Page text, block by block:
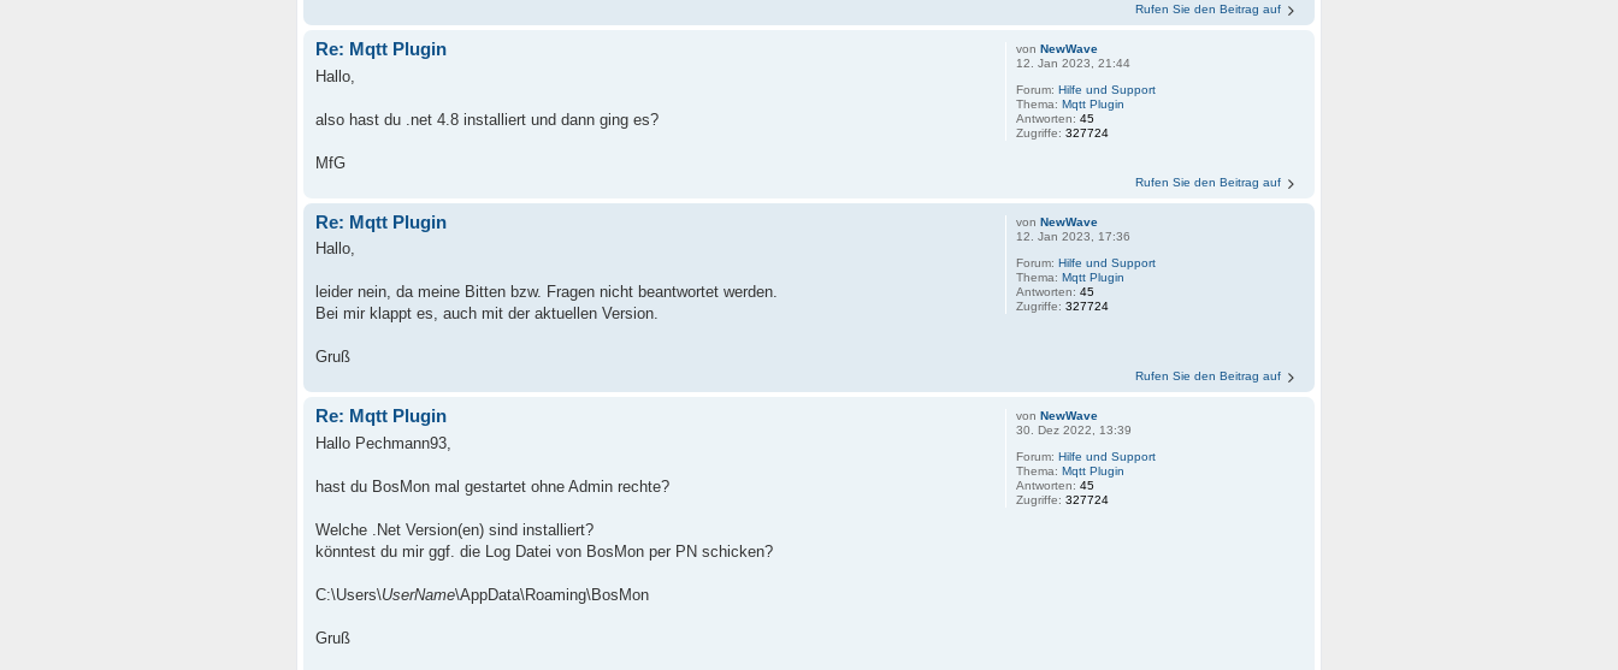
Rufen Sie den Beitrag auf
von NewWave
12. Jan 2023, 21:44
Forum: Hilfe und Support
Thema: Mqtt Plugin
Antworten: 45
Zugriffe: 327724
Re: Mqtt Plugin
Hallo,
also hast du .net 4.8 installiert und dann ging es?
MfG
Rufen Sie den Beitrag auf
von NewWave
12. Jan 2023, 17:36
Forum: Hilfe und Support
Thema: Mqtt Plugin
Antworten: 45
Zugriffe: 327724
Re: Mqtt Plugin
Hallo,
leider nein, da meine Bitten bzw. Fragen nicht beantwortet werden.
Bei mir klappt es, auch mit der aktuellen Version.
Gruß
Rufen Sie den Beitrag auf
von NewWave
30. Dez 2022, 13:39
Forum: Hilfe und Support
Thema: Mqtt Plugin
Antworten: 45
Zugriffe: 327724
Re: Mqtt Plugin
Hallo Pechmann93,
hast du BosMon mal gestartet ohne Admin rechte?
Welche .Net Version(en) sind installiert?
könntest du mir ggf. die Log Datei von BosMon per PN schicken?
C:\Users\UserName\AppData\Roaming\BosMon
Gruß